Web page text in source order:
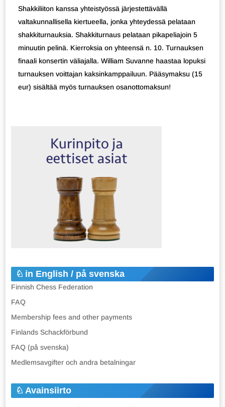
Shakkiliiton kanssa yhteistyössä järjestettävällä
valtakunnallisella kiertueella, jonka yhteydessä pelataan
shakkiturnauksia. Shakkiturnaus pelataan pikapeliajoin 5
minuutin pelinä. Kierroksia on yhteensä n. 10. Turnauksen
finaali konsertin väliajalla. William Suvanne haastaa lopuksi
turnauksen voittajan kaksinkamppailuun. Pääsymaksu (15
eur) sisältää myös turnauksen osanottomaksun!
in English / på svenska
Finnish Chess Federation
FAQ
Membership fees and other payments
Finlands Schackförbund
FAQ (på svenska)
Medlemsavgifter och andra betalningar
Avainsiirto